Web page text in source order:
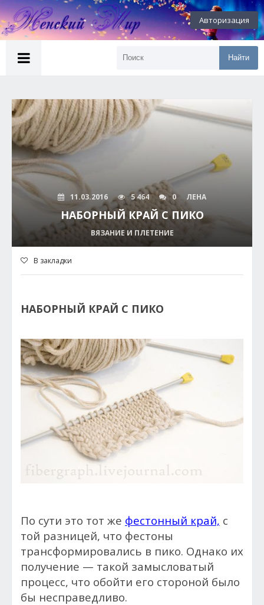
Авторизация
Найти
11.03.2016 5 464 0 ЛЕНА
НАБОРНЫЙ КРАЙ С ПИКО
ВЯЗАНИЕ И ПЛЕТЕНИЕ
В закладки
НАБОРНЫЙ КРАЙ С ПИКО
По сути это тот же фестонный край, с
той разницей, что фестоны
трансформировались в пико. Однако их
получение — такой замысловатый
процесс, что обойти его стороной было
бы несправедливо.